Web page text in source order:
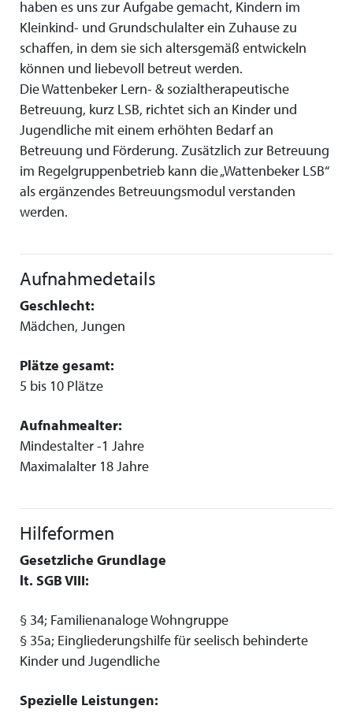
haben es uns zur Aufgabe gemacht, Kindern im
Kleinkind- und Grundschulalter ein Zuhause zu
schaffen, in dem sie sich altersgemäß entwickeln
können und liebevoll betreut werden.
Die Wattenbeker Lern- & sozialtherapeutische
Betreuung, kurz LSB, richtet sich an Kinder und
Jugendliche mit einem erhöhten Bedarf an
Betreuung und Förderung. Zusätzlich zur Betreuung
im Regelgruppenbetrieb kann die „Wattenbeker LSB“
als ergänzendes Betreuungsmodul verstanden
werden.
Aufnahmedetails
Geschlecht:
Mädchen, Jungen
Plätze gesamt:
5 bis 10 Plätze
Aufnahmealter:
Mindestalter -1 Jahre
Maximalalter 18 Jahre
Hilfeformen
Gesetzliche Grundlage
lt. SGB VIII:
§ 34; Familienanaloge Wohngruppe
§ 35a; Eingliederungshilfe für seelisch behinderte
Kinder und Jugendliche
Spezielle Leistungen: